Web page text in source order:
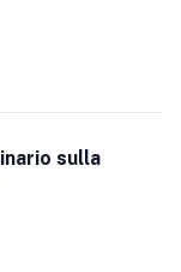
sulla